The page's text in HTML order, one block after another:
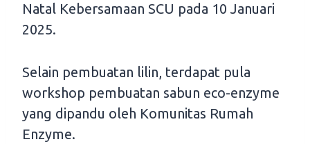
Natal Kebersamaan SCU pada 10 Januari
2025.
Selain pembuatan lilin, terdapat pula
workshop pembuatan sabun eco-enzyme
yang dipandu oleh Komunitas Rumah
Enzyme.